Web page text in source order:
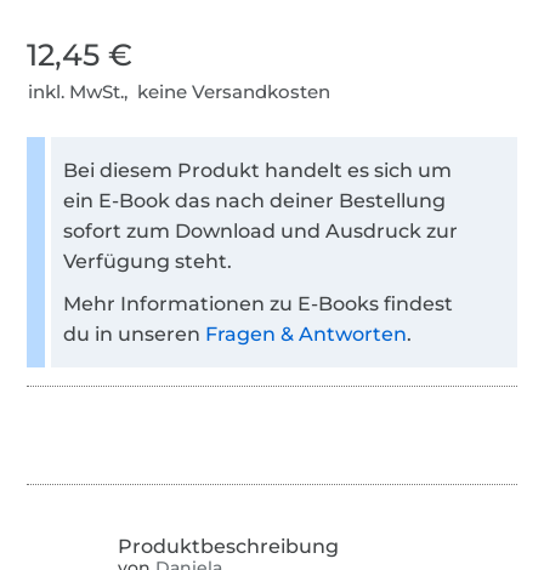
12,45 €
inkl. MwSt., keine Versandkosten
Bei diesem Produkt handelt es sich um
ein E-Book das nach deiner Bestellung
sofort zum Download und Ausdruck zur
Verfügung steht.
Mehr Informationen zu E-Books findest
du in unseren Fragen & Antworten.